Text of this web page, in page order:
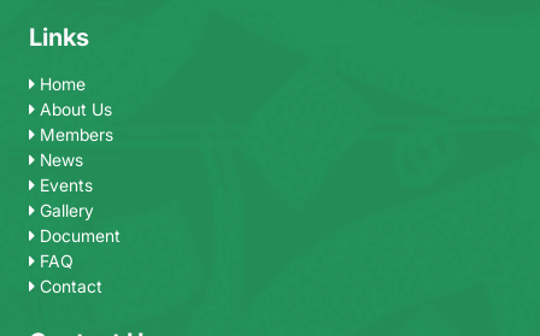
Links
Home
About Us
Members
News
Events
Gallery
Document
FAQ
Contact